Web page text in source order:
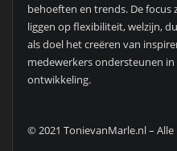
behoeften en trends. De focus
liggen op flexibiliteit, welzijn,
als doel het creëren van
medewerkers ondersteunen
ontwikkeling.
© 2021 TonievanMarle.nl –